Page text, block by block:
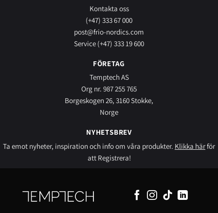
Kontakta oss
(+47) 333 67 000
post@frio-nordics.com
Service (+47) 333 19 600
FÖRETAG
Temptech AS
Org nr. 987 255 765
Borgeskogen 26, 3160 Stokke,
Norge
NYHETSBREV
Ta emot nyheter, inspiration och info om våra produkter. Klikka härför
att Registrera!